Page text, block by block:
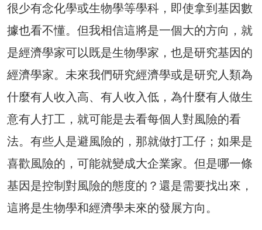
很少有念化學或生物學等學科，即使拿到基因數
據也看不懂。但我相信這將是一個大的方向，就
是經濟學家可以既是生物學家，也是研究基因的
經濟學家。未來我們研究經濟學或是研究人類為
什麼有人收入高、有人收入低，為什麼有人做生
意有人打工，就可能是去看每個人對風險的看
法。有些人是避風險的，那就做打工仔；如果是
喜歡風險的，可能就變成大企業家。但是哪一條
基因是控制對風險的態度的？還是需要找出來，
這將是生物學和經濟學未來的發展方向。